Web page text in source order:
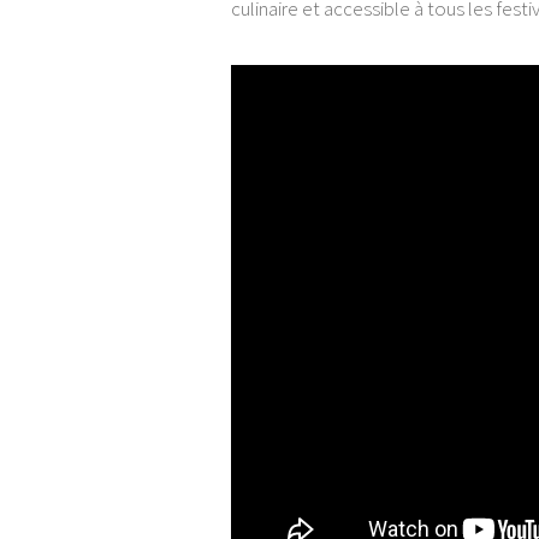
culinaire et accessible à tous les